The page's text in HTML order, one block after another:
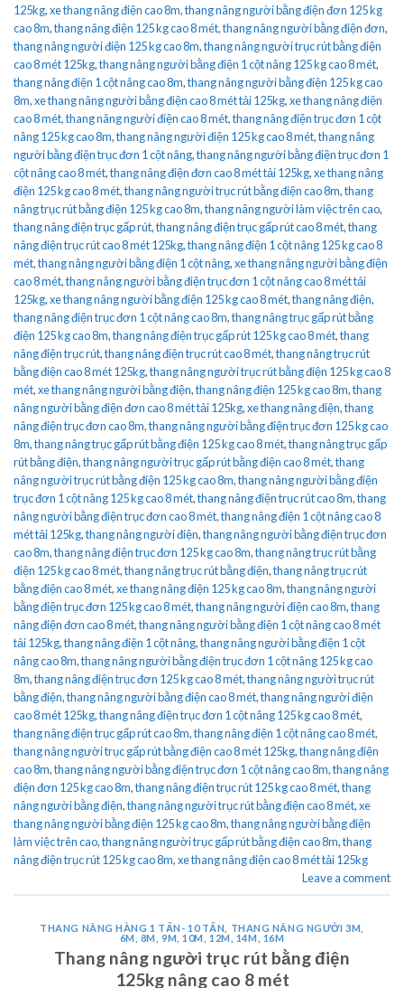
125kg,xe thang nâng điện cao 8m,thang nâng người bằng điện đơn 125 kg
cao 8m,thang nâng điện 125 kg cao 8 mét,thang nâng người bằng điện đơn,
thang nâng người điện 125 kg cao 8m,thang nâng người trục rút bằng điện
cao 8 mét 125kg,thang nâng người bằng điện 1 cột nâng 125 kg cao 8 mét,
thang nâng điện 1 cột nâng cao 8m,thang nâng người bằng điện 125 kg cao
8m,xe thang nâng người bằng điện cao 8 mét tải 125kg,xe thang nâng điện
cao 8 mét,thang nâng người điện cao 8 mét,thang nâng điện trục đơn 1 cột
nâng 125 kg cao 8m,thang nâng người điện 125 kg cao 8 mét,thang nâng
người bằng điện trục đơn 1 cột nâng,thang nâng người bằng điện trục đơn 1
cột nâng cao 8 mét,thang nâng điện đơn cao 8 mét tải 125kg,xe thang nâng
điện 125 kg cao 8 mét,thang nâng người trục rút bằng điện cao 8m,thang
nâng trục rút bằng điện 125 kg cao 8m,thang nâng người làm việc trên cao,
thang nâng điện trục gấp rút,thang nâng điện trục gấp rút cao 8 mét,thang
nâng điện trục rút cao 8 mét 125kg,thang nâng điện 1 cột nâng 125 kg cao 8
mét,thang nâng người bằng điện 1 cột nâng,xe thang nâng người bằng điện
cao 8 mét,thang nâng người bằng điện trục đơn 1 cột nâng cao 8 mét tải
125kg,xe thang nâng người bằng điện 125 kg cao 8 mét,thang nâng điện,
thang nâng điện trục đơn 1 cột nâng cao 8m,thang nâng trục gấp rút bằng
điện 125 kg cao 8m,thang nâng điện trục gấp rút 125 kg cao 8 mét,thang
nâng điện trục rút,thang nâng điện trục rút cao 8 mét,thang nâng trục rút
bằng điện cao 8 mét 125kg,thang nâng người trục rút bằng điện 125 kg cao 8
mét,xe thang nâng người bằng điện,thang nâng điện 125 kg cao 8m,thang
nâng người bằng điện đơn cao 8 mét tải 125kg,xe thang nâng điện,thang
nâng điện trục đơn cao 8m,thang nâng người bằng điện trục đơn 125 kg cao
8m,thang nâng trục gấp rút bằng điện 125 kg cao 8 mét,thang nâng trục gấp
rút bằng điện,thang nâng người trục gấp rút bằng điện cao 8 mét,thang
nâng người trục rút bằng điện 125 kg cao 8m,thang nâng người bằng điện
trục đơn 1 cột nâng 125 kg cao 8 mét,thang nâng điện trục rút cao 8m,thang
nâng người bằng điện trục đơn cao 8 mét,thang nâng điện 1 cột nâng cao 8
mét tải 125kg,thang nâng người điện,thang nâng người bằng điện trục đơn
cao 8m,thang nâng điện trục đơn 125 kg cao 8m,thang nâng trục rút bằng
điện 125 kg cao 8 mét,thang nâng trục rút bằng điện,thang nâng trục rút
bằng điện cao 8 mét,xe thang nâng điện 125 kg cao 8m,thang nâng người
bằng điện trục đơn 125 kg cao 8 mét,thang nâng người điện cao 8m,thang
nâng điện đơn cao 8 mét,thang nâng người bằng điện 1 cột nâng cao 8 mét
tải 125kg,thang nâng điện 1 cột nâng,thang nâng người bằng điện 1 cột
nâng cao 8m,thang nâng người bằng điện trục đơn 1 cột nâng 125 kg cao
8m,thang nâng điện trục đơn 125 kg cao 8 mét,thang nâng người trục rút
bằng điện,thang nâng người bằng điện cao 8 mét,thang nâng người điện
cao 8 mét 125kg,thang nâng điện trục đơn 1 cột nâng 125 kg cao 8 mét,
thang nâng điện trục gấp rút cao 8m,thang nâng điện 1 cột nâng cao 8 mét,
thang nâng người trục gấp rút bằng điện cao 8 mét 125kg,thang nâng điện
cao 8m,thang nâng người bằng điện trục đơn 1 cột nâng cao 8m,thang nâng
điện đơn 125 kg cao 8m,thang nâng điện trục rút 125 kg cao 8 mét,thang
nâng người bằng điện,thang nâng người trục rút bằng điện cao 8 mét,xe
thang nâng người bằng điện 125 kg cao 8m,thang nâng người bằng điện
làm việc trên cao,thang nâng người trục gấp rút bằng điện cao 8m,thang
nâng điện trục rút 125 kg cao 8m,xe thang nâng điện cao 8 mét tải 125kg
Leave a comment
THANG NÂNG HÀNG 1 TẤN- 10 TẤN
THANG NÂNG NGƯỜI 3M,
6M, 8M, 9M, 10M, 12M, 14M, 16M
Thang nâng người trục rút bằng điện
125kg nâng cao 8 mét